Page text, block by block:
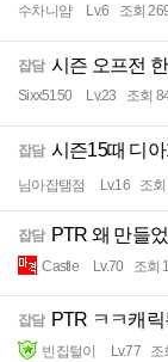
수차니얌 Lv.6 조회
잡담 시즌 오프전
Sixx5150 Lv.23 조회
잡담 시즌15때 디
님아잡탬점 Lv.16 조
잡담 PTR 왜 만들
Castle Lv.70 조회
잡담 PTR ㅋㅋ캐
빈집털이 Lv.77 조